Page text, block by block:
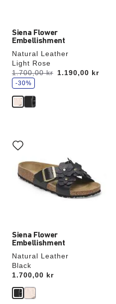
Siena Flower
Embellishment
Natural Leather
Light Rose
Var:
1.700,00 kr
er 1.190,00 kr
s
p
a
r
-30%
Siena Flower
Embellishment
Natural Leather
Black
Price:
1.700,00 kr
med
swatch-
farger
oppdatere
produktbildet